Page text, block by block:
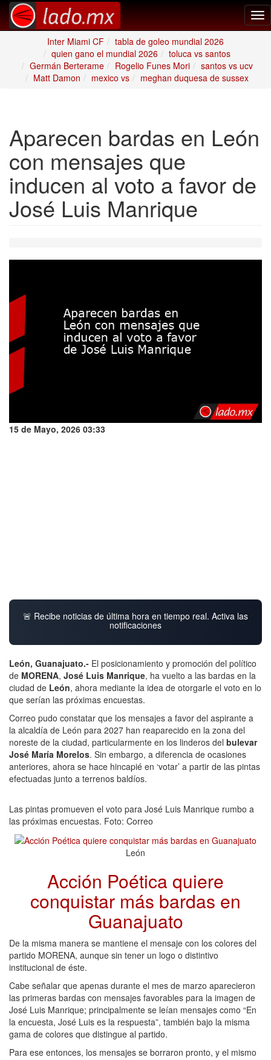
Inter Miami CF
tabla de goleo mundial 2026
quien gano el mundial 2026
toluca vs santos
Germán Berterame
Rogelio Funes Mori
santos vs ucv
Matt Damon
mexico vs meghan duquesa de sussex
Aparecen bardas en León
con mensajes que
inducen al voto a favor de
José Luis Manrique
15 de Mayo, 2026 03:33
🚨 Recibe noticias de última hora en tiempo real. Activa las
notificaciones
León, Guanajuato.- El posicionamiento y promoción del político
de MORENA, José Luis Manrique, ha vuelto a las bardas en la
ciudad de León, ahora mediante la idea de otorgarle el voto en lo
que serían las próximas encuestas.
Correo pudo constatar que los mensajes a favor del aspirante a
la alcaldía de León para 2027 han reaparecido en la zona del
noreste de la ciudad, particularmente en los linderos del bulevar
José María Morelos. Sin embargo, a diferencia de ocasiones
anteriores, ahora se hace hincapié en ‘votar’ a partir de las pintas
efectuadas junto a terrenos baldíos.
Las pintas promueven el voto para José Luis Manrique rumbo a
las próximas encuestas. Foto: Correo
León
Acción Poética quiere
conquistar más bardas en
Guanajuato
De la misma manera se mantiene el mensaje con los colores del
partido MORENA, aunque sin tener un logo o distintivo
institucional de éste.
Cabe señalar que apenas durante el mes de marzo aparecieron
las primeras bardas con mensajes favorables para la imagen de
José Luis Manrique; principalmente se leían mensajes como “En
la encuesta, José Luis es la respuesta”, también bajo la misma
gama de colores que distingue al partido.
Para ese entonces, los mensajes se borraron pronto, y el mismo